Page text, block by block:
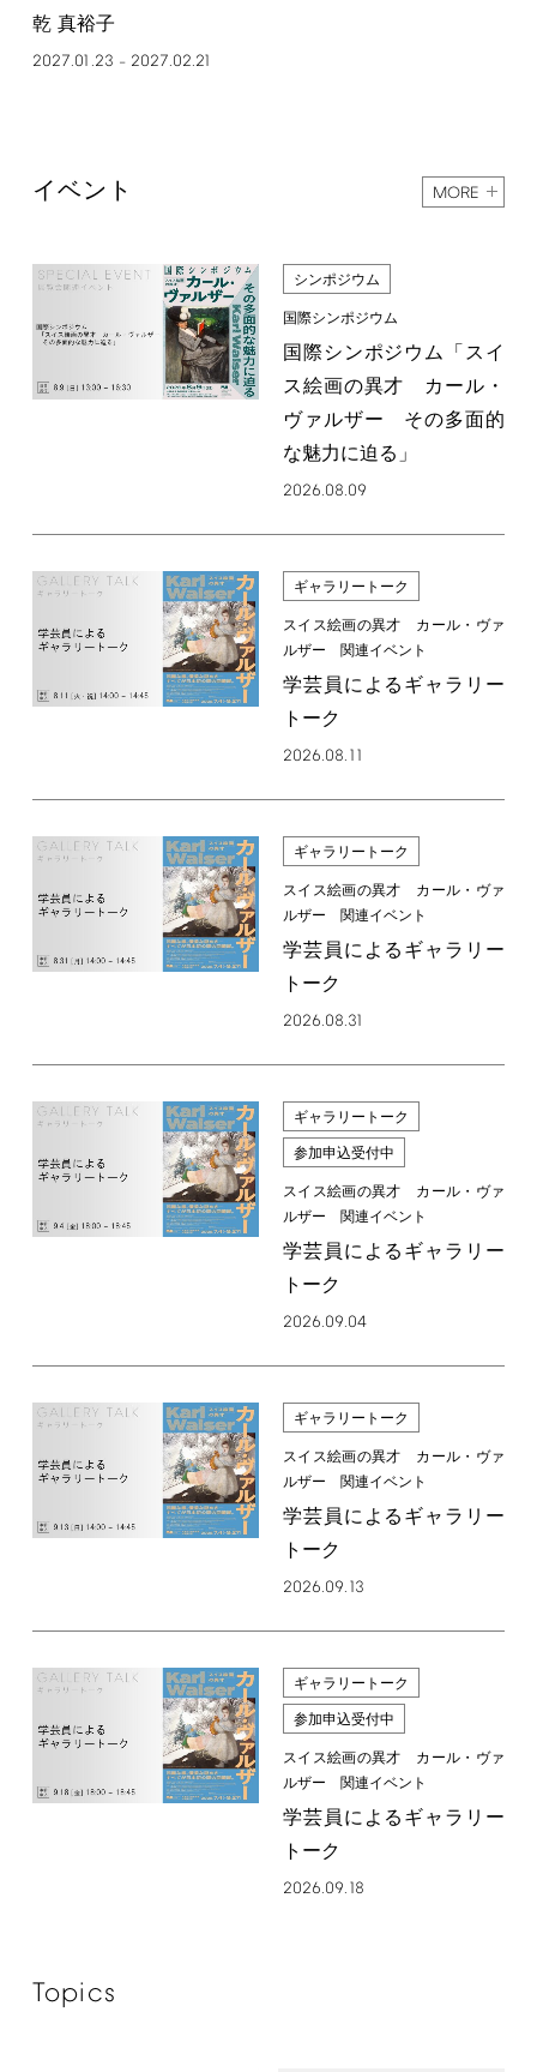
乾 真裕子
2027.01.23 – 2027.02.21
イベント MORE
シンポジウム
国際シンポジウム
国際シンポジウム「スイ
ス絵画の異才 カール・
ヴァルザー その多面的
な魅力に迫る」
2026.08.09
ギャラリートーク
スイス絵画の異才 カール・ヴァ
ルザー 関連イベント
学芸員によるギャラリー
トーク
2026.08.11
ギャラリートーク
スイス絵画の異才 カール・ヴァ
ルザー 関連イベント
学芸員によるギャラリー
トーク
2026.08.31
ギャラリートーク
参加申込受付中
スイス絵画の異才 カール・ヴァ
ルザー 関連イベント
学芸員によるギャラリー
トーク
2026.09.04
ギャラリートーク
スイス絵画の異才 カール・ヴァ
ルザー 関連イベント
学芸員によるギャラリー
トーク
2026.09.13
ギャラリートーク
参加申込受付中
スイス絵画の異才 カール・ヴァ
ルザー 関連イベント
学芸員によるギャラリー
トーク
2026.09.18
Topics